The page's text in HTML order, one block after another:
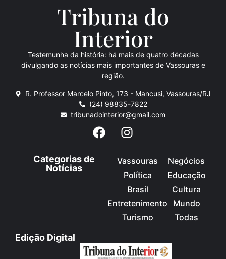
Tribuna do
Interior
Testemunha da história: há mais de quatro décadas
divulgando as notícias mais importantes de Vassouras e
região.
R. Professor Marcelo Pinto, 173 - Mancusi, Vassouras/RJ
(24) 98835-7822
tribunadointerior@gmail.com
Categorias de
Notícias
Vassouras
Política
Brasil
Entretenimento
Turismo
Negócios
Educação
Cultura
Mundo
Todas
Edição Digital